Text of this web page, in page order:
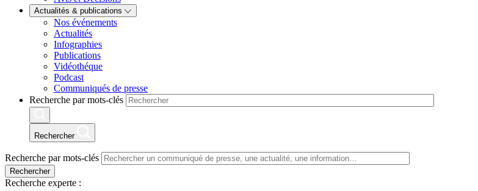
Actualités & publications
Nos événements
Actualités
Infographies
Publications
Vidéothéque
Podcast
Communiqués de presse
Recherche par mots-clés
Rechercher
Recherche par mots-clés
Rechercher
Recherche experte :